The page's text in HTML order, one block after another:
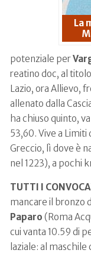
La
potenziale per
reatino doc, al
Lazio, ora Allievo,
allenato dalla
ha chiuso quinto,
53,60. Vive a Limiti
Greccio, lì dove è
nel 1223), a pochi
TUTTI I
mancare il bronzo
Paparo (Roma
cui vanta 10.59 di
laziale: al maschile